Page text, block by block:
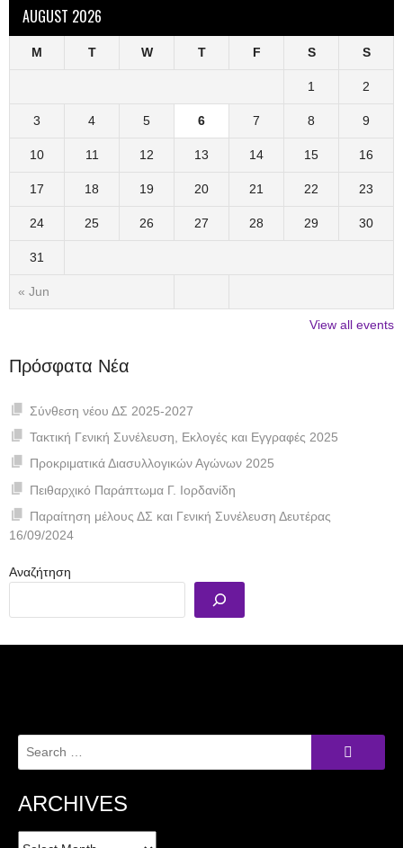
AUGUST 2026
M T W T F S S
« Jun
1 2
3 4 5 6 7 8 9
10 11 12 13 14 15 16
17 18 19 20 21 22 23
24 25 26 27 28 29 30
31
View all events
Πρόσφατα Νέα
Σύνθεση νέου ΔΣ 2025-2027
Τακτική Γενική Συνέλευση, Εκλογές και Εγγραφές 2025
Προκριματικά Διασυλλογικών Αγώνων 2025
Πειθαρχικό Παράπτωμα Γ. Ιορδανίδη
Παραίτηση μέλους ΔΣ και Γενική Συνέλευση Δευτέρας
16/09/2024
Αναζήτηση
Search
ARCHIVES